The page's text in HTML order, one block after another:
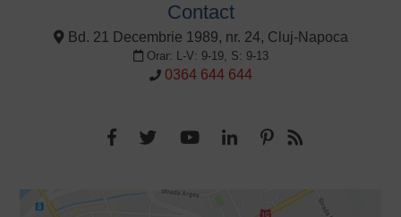
Contact
Bd. 21 Decembrie 1989, nr. 24, Cluj-Napoca
Orar: L-V: 9-19, S: 9-13
0364 644 644